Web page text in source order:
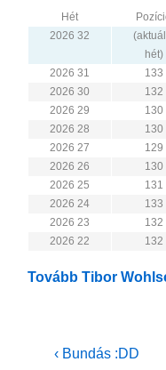
Hét
2026 32
hét)
2026 31 133
2026 30
132
2026 29
130
2026 28
130
2026 27
129
2026 26
130
2026 25
131
2026 24
133
2026 23
132
2026 22
132
Tovább Tibor
Bejegyzés
Previous
‹ Bundás :DD